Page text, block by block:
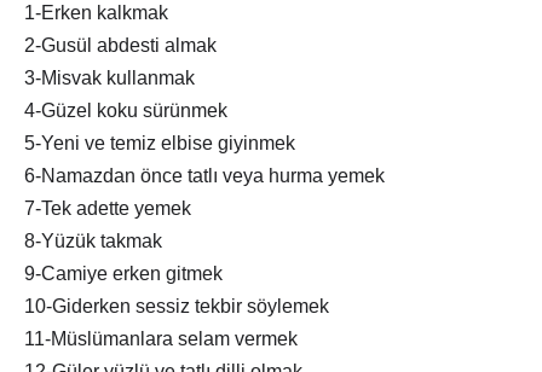
1-Erken kalkmak
2-Gusül abdesti almak
3-Misvak kullanmak
4-Güzel koku sürünmek
5-Yeni ve temiz elbise giyinmek
6-Namazdan önce tatlı veya hurma yemek
7-Tek adette yemek
8-Yüzük takmak
9-Camiye erken gitmek
10-Giderken sessiz tekbir söylemek
11-Müslümanlara selam vermek